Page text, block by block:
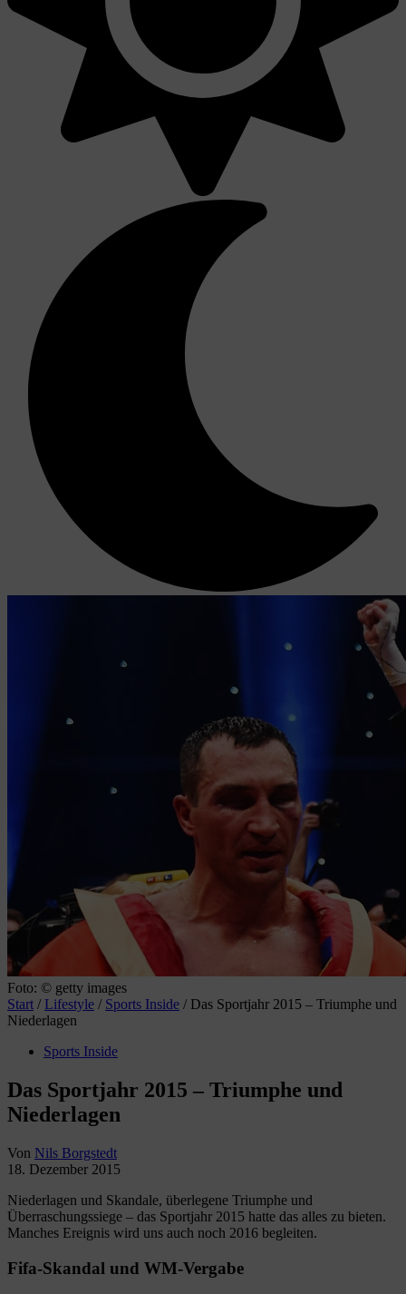
Foto: © getty images
Start / Lifestyle / Sports Inside / Das Sportjahr 2015 – Triumphe und
Niederlagen
Sports Inside
Das Sportjahr 2015 – Triumphe und
Niederlagen
Von Nils Borgstedt
18. Dezember 2015
Niederlagen und Skandale, überlegene Triumphe und
Überraschungssiege – das Sportjahr 2015 hatte das alles zu bieten.
Manches Ereignis wird uns auch noch 2016 begleiten.
Fifa-Skandal und WM-Vergabe